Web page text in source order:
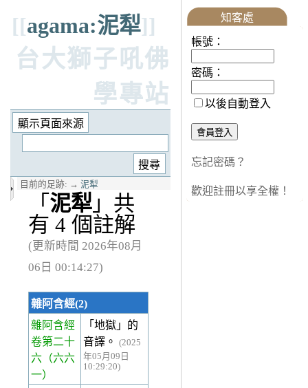
[[agama:泥犁]]
台大獅子吼佛
學專站
目前的足跡: → 泥犁
「 泥犁 」共
有 4 個註解
(更新時間 2026年08月
06日 00:14:27)
雜阿含經(2)
雜阿含經
卷第二十
六 （六六
一）
「地獄」的
音譯。
(2025
年05月09日
10:29:20)
知客處
帳號：
密碼：
以後自動登入
忘記密碼？
歡迎註冊以享全權！